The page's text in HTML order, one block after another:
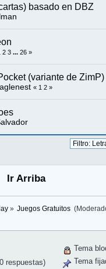
basado en DBZ
2 3 ... 26 »
(variante de ZimP)
« 1 2 »
Ir Arriba
» Juegos Gratuitos
respuestas)
Tema
Tema